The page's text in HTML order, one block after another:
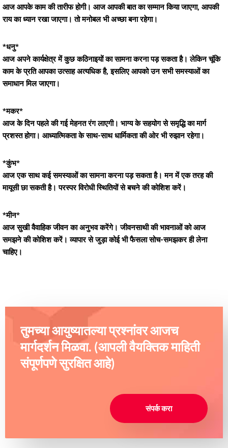
आज आपके काम की तारीफ होगी। आज आपकी बात का सम्मान किया जाएगा, आपकी
राय का ध्यान रखा जाएगा। तो मनोबल भी अच्छा बना रहेगा।
*धनु*
आज अपने कार्यक्षेत्र में कुछ कठिनाइयों का सामना करना पड़ सकता है। लेकिन चूंकि
काम के प्रति आपका उत्साह अत्यधिक है, इसलिए आपको उन सभी समस्याओं का
समाधान मिल जाएगा।
*मकर*
आज के दिन पहले की गई मेहनत रंग लाएगी। भाग्य के सहयोग से समृद्धि का मार्ग
प्रशस्त होगा। आध्यात्मिकता के साथ-साथ धार्मिकता की ओर भी रुझान रहेगा।
*कुंभ*
आज एक साथ कई समस्याओं का सामना करना पड़ सकता है। मन में एक तरह की
मायूसी छा सकती है। परस्पर विरोधी स्थितियों से बचने की कोशिश करें।
*मीन*
आज सुखी वैवाहिक जीवन का अनुभव करेंगे। जीवनसाथी की भावनाओं को आज
समझने की कोशिश करें। व्यापार से जुड़ा कोई भी फैसला सोच-समझकर ही लेना
चाहिए।
तुमच्या आयुष्यातल्या प्रश्नांवर आजच
मार्गदर्शन मिळवा. (आपली वैयक्तिक माहिती
संपूर्णपणे सुरक्षित आहे)
संपर्क करा